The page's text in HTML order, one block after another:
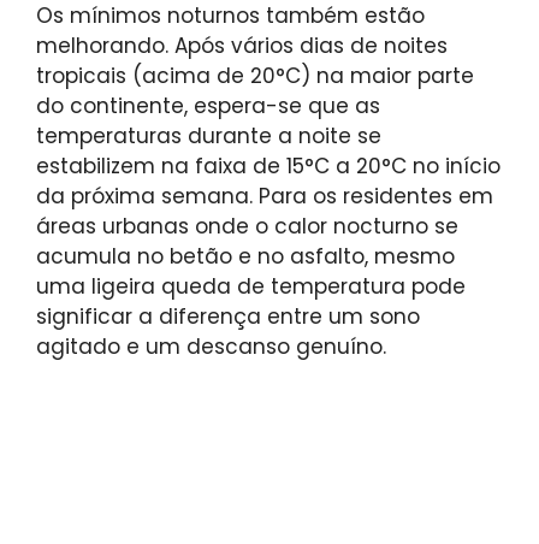
Os mínimos noturnos também estão
melhorando. Após vários dias de noites
tropicais (acima de 20°C) na maior parte
do continente, espera-se que as
temperaturas durante a noite se
estabilizem na faixa de 15°C a 20°C no início
da próxima semana. Para os residentes em
áreas urbanas onde o calor nocturno se
acumula no betão e no asfalto, mesmo
uma ligeira queda de temperatura pode
significar a diferença entre um sono
agitado e um descanso genuíno.